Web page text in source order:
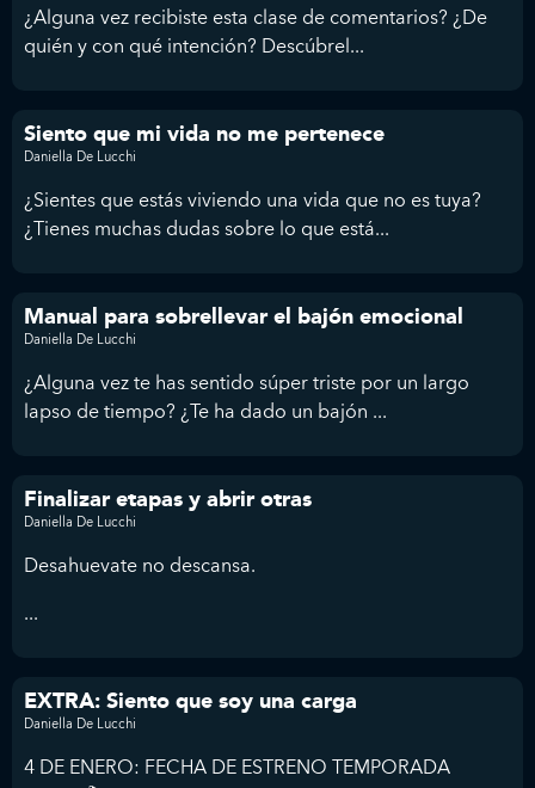
¿Alguna vez recibiste esta clase de comentarios? ¿De
quién y con qué intención? Descúbrel...
Siento que mi vida no me pertenece
Daniella De Lucchi
¿Sientes que estás viviendo una vida que no es tuya?
¿Tienes muchas dudas sobre lo que está...
Manual para sobrellevar el bajón emocional
Daniella De Lucchi
¿Alguna vez te has sentido súper triste por un largo
lapso de tiempo? ¿Te ha dado un bajón ...
Finalizar etapas y abrir otras
Daniella De Lucchi
Desahuevate no descansa.
...
EXTRA: Siento que soy una carga
Daniella De Lucchi
4 DE ENERO: FECHA DE ESTRENO TEMPORADA